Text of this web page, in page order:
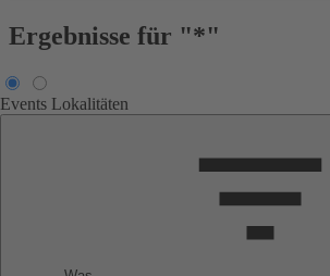
Ergebnisse für "*"
Events Lokalitäten